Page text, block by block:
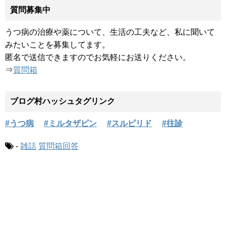
質問募集中
うつ病の治療や薬について、生活の工夫など、私に聞いて
みたいことを募集してます。
匿名で送信できますのでお気軽にお送りください。
⇒質問箱
ブログ村ハッシュタグリンク
#うつ病 #ミルタザピン #スルピリド #往診
- 雑話 質問箱回答